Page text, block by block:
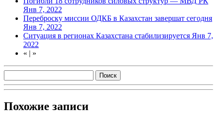
Янв 7, 2022
Переброску миссии ОДКБ в Казахстан завершат сегодня
Янв 7, 2022
Ситуация в регионах Казахстана стабилизируется Янв 7,
2022
« | »
Похожие записи